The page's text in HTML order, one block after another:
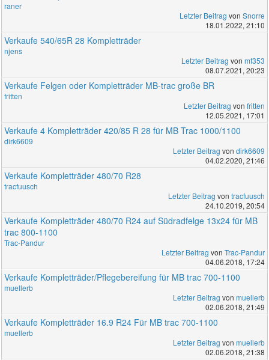
raner
Letzter Beitrag von Snorre
18.01.2022, 21:10
Verkaufe 540/65R 28 Kompletträder
njens
Letzter Beitrag von mf353
08.07.2021, 20:23
Verkaufe Felgen oder Kompletträder MB-trac große BR
fritten
Letzter Beitrag von fritten
12.05.2021, 17:01
Verkaufe 4 Kompletträder 420/85 R 28 für MB Trac 1000/1100
dirk6609
Letzter Beitrag von dirk6609
04.02.2020, 21:46
Verkaufe Kompletträder 480/70 R28
tracfuusch
Letzter Beitrag von tracfuusch
24.10.2019, 20:54
Verkaufe Kompletträder 480/70 R24 auf Südradfelge 13x24 für MB
trac 800-1100
Trac-Pandur
Letzter Beitrag von Trac-Pandur
04.06.2018, 17:24
Verkaufe Kompletträder/Pflegebereifung für MB trac 700-1100
muellerb
Letzter Beitrag von muellerb
02.06.2018, 21:49
Verkaufe Kompletträder 16.9 R24 Für MB trac 700-1100
muellerb
Letzter Beitrag von muellerb
02.06.2018, 21:38